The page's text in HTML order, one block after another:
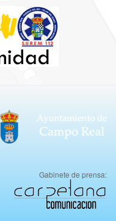
Gabinete de prensa: